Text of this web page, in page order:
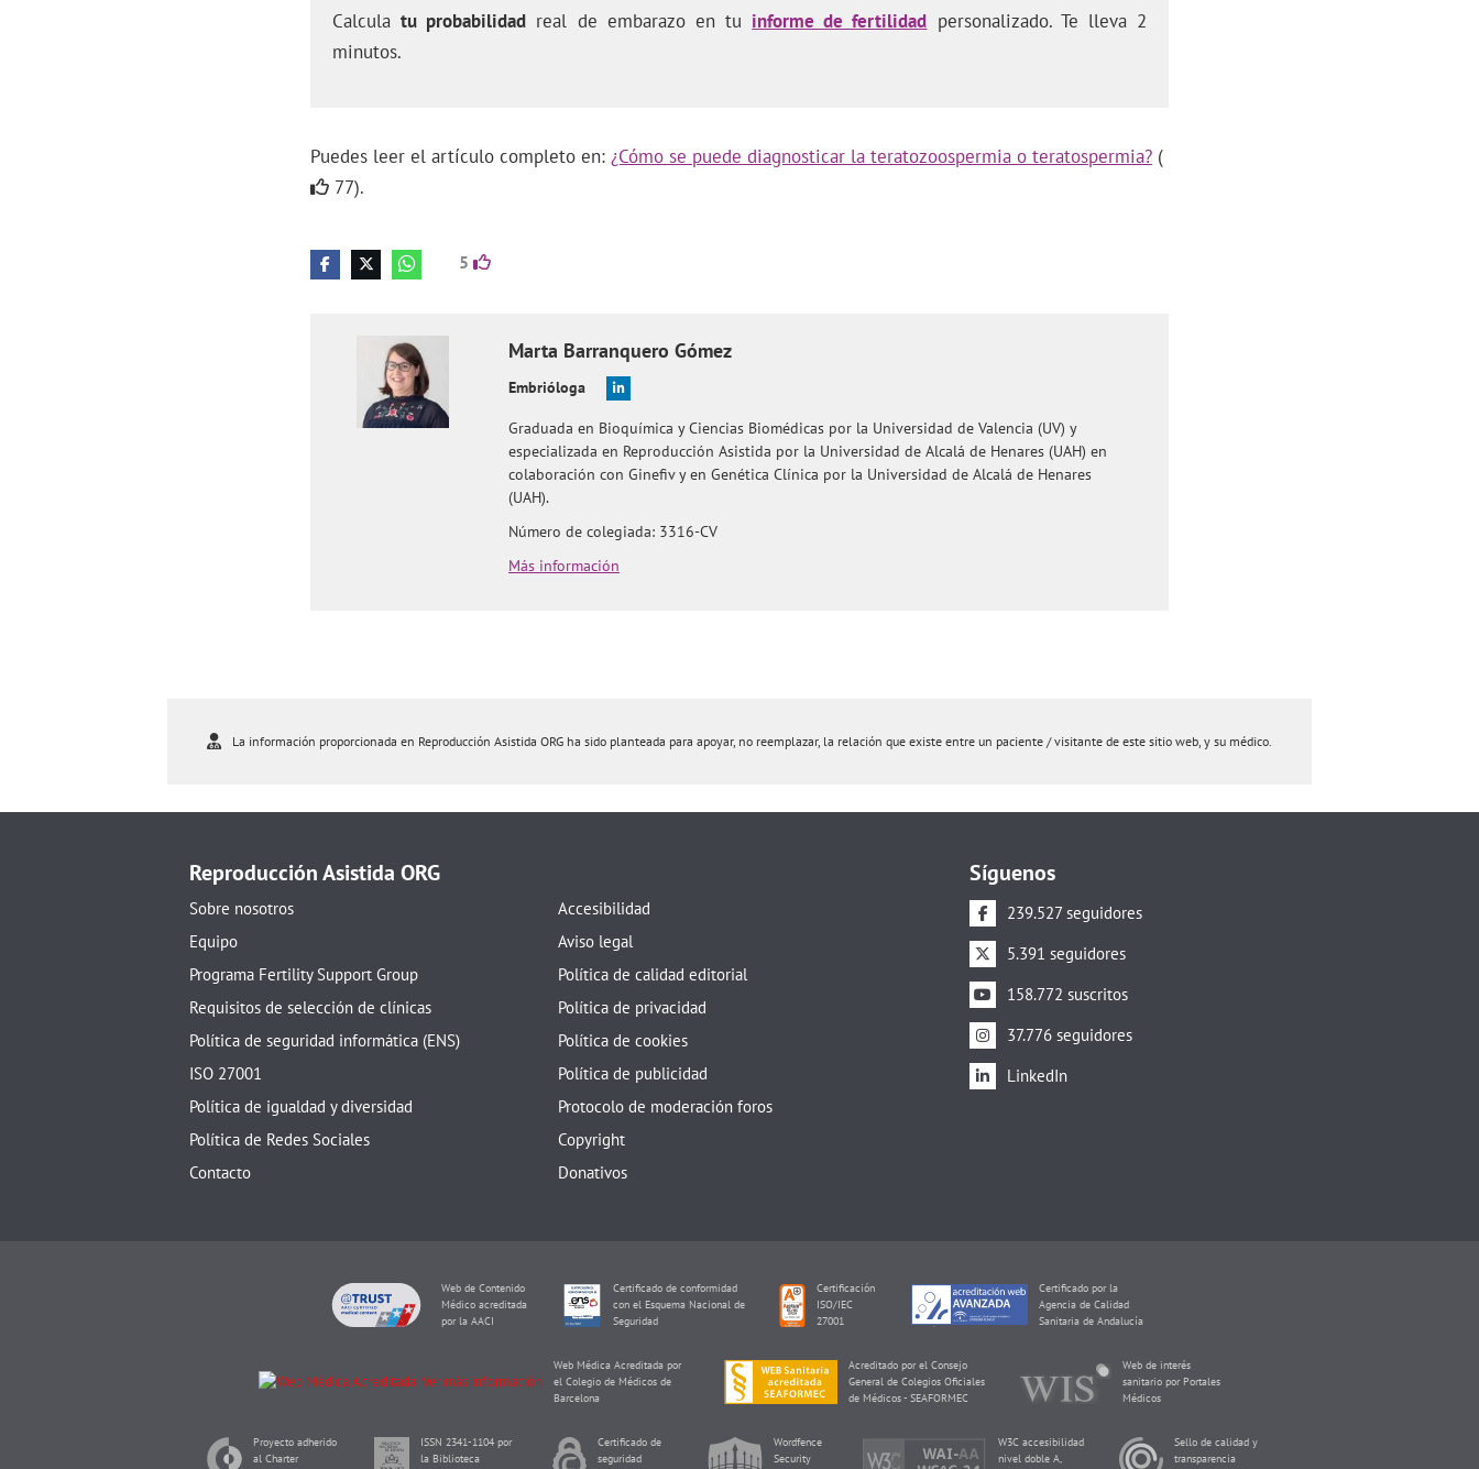
Calculatu probabilidad real de embarazo en tu informe de fertilidad personalizado. Te lleva 2
minutos.
Puedes leer el artículo completo en: ¿Cómo se puede diagnosticar la teratozoospermia o teratospermia? (
77).
5
Marta Barranquero Gómez
Embrióloga
Graduada en Bioquímica y Ciencias Biomédicas por la Universidad de Valencia (UV) y
especializada en Reproducción Asistida por la Universidad de Alcalá de Henares (UAH) en
colaboración con Ginefiv y en Genética Clínica por la Universidad de Alcalá de Henares
(UAH).
Número de colegiada: 3316-CV
Más información
La información proporcionada en Reproducción Asistida ORG ha sido planteada para apoyar, no reemplazar, la relación que existe entre un paciente / visitante de este sitio web, y su médico.
Reproducción Asistida ORG
Sobre nosotros
Equipo
Programa Fertility Support Group
Requisitos de selección de clínicas
Política de seguridad informática (ENS)
ISO 27001
Política de igualdad y diversidad
Política de Redes Sociales
Contacto
Accesibilidad
Aviso legal
Política de calidad editorial
Política de privacidad
Política de cookies
Política de publicidad
Protocolo de moderación foros
Copyright
Donativos
Síguenos
239.527 seguidores
5.391 seguidores
158.772 suscritos
37.776 seguidores
LinkedIn
Web de Contenido
Médico acreditada
por la AACI
Certificado de conformidad
con el Esquema Nacional de
Seguridad
Certificación
ISO/IEC
27001
Certificado por la
Agencia de Calidad
Sanitaria de Andalucía
Web Médica Acreditada por
el Colegio de Médicos de
Barcelona
Acreditado por el Consejo
General de Colegios Oficiales
de Médicos - SEAFORMEC
Web de interés
sanitario por Portales
Médicos
Proyecto adherido
al Charter
ISSN 2341-1104 por
la Biblioteca
Certificado de
seguridad
Wordfence
Security
W3C accesibilidad
nivel doble A,
Sello de calidad y
transparencia